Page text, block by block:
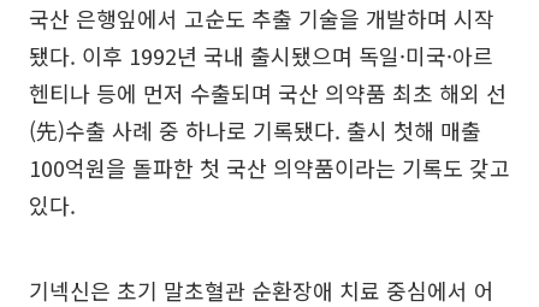
국산 은행잎에서 고순도 추출 기술을 개발하며 시작
됐다. 이후 1992년 국내 출시됐으며 독일·미국·아르
헨티나 등에 먼저 수출되며 국산 의약품 최초 해외 선
(先)수출 사례 중 하나로 기록됐다. 출시 첫해 매출
100억원을 돌파한 첫 국산 의약품이라는 기록도 갖고
있다.
기넥신은 초기 말초혈관 순환장애 치료 중심에서 어